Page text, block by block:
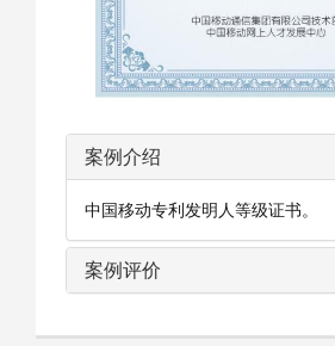
案例介绍
中国移动专利发明人等级证书。
案例评价